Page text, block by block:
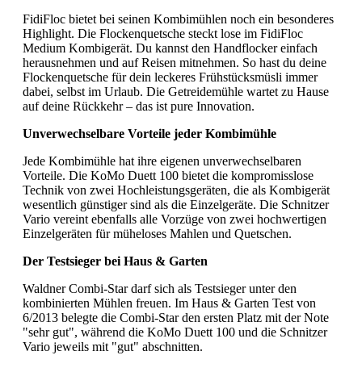
FidiFloc bietet bei seinen Kombimühlen noch ein besonderes
Highlight. Die Flockenquetsche steckt lose im FidiFloc
Medium Kombigerät. Du kannst den Handflocker einfach
herausnehmen und auf Reisen mitnehmen. So hast du deine
Flockenquetsche für dein leckeres Frühstücksmüsli immer
dabei, selbst im Urlaub. Die Getreidemühle wartet zu Hause
auf deine Rückkehr – das ist pure Innovation.
Unverwechselbare Vorteile jeder Kombimühle
Jede Kombimühle hat ihre eigenen unverwechselbaren
Vorteile. Die KoMo Duett 100 bietet die kompromisslose
Technik von zwei Hochleistungsgeräten, die als Kombigerät
wesentlich günstiger sind als die Einzelgeräte. Die Schnitzer
Vario vereint ebenfalls alle Vorzüge von zwei hochwertigen
Einzelgeräten für müheloses Mahlen und Quetschen.
Der Testsieger bei Haus & Garten
Waldner Combi-Star darf sich als Testsieger unter den
kombinierten Mühlen freuen. Im Haus & Garten Test von
6/2013 belegte die Combi-Star den ersten Platz mit der Note
"sehr gut", während die KoMo Duett 100 und die Schnitzer
Vario jeweils mit "gut" abschnitten.